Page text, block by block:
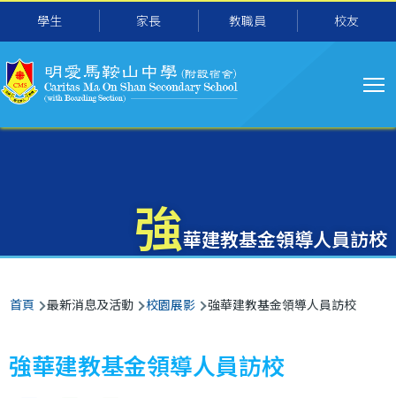
移至主內容
學生 家長 教職員 校友
导
航
強華建教基金領導人員訪校
導
航
連
結
首頁 最新消息及活動 校園展影 強華建教基金領導人員訪校
強華建教基金領導人員訪校